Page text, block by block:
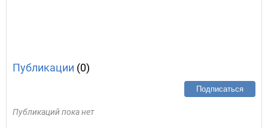
Публикации (0)
Подписаться
Публикаций пока нет